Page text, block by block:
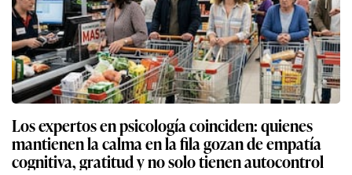
Los expertos en psicología coinciden: quienes
mantienen la calma en la fila gozan de empatía
cognitiva, gratitud y no solo tienen autocontrol